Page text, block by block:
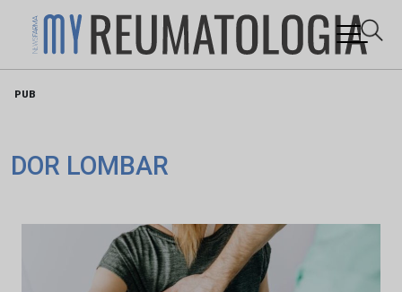
PUB
DOR LOMBAR